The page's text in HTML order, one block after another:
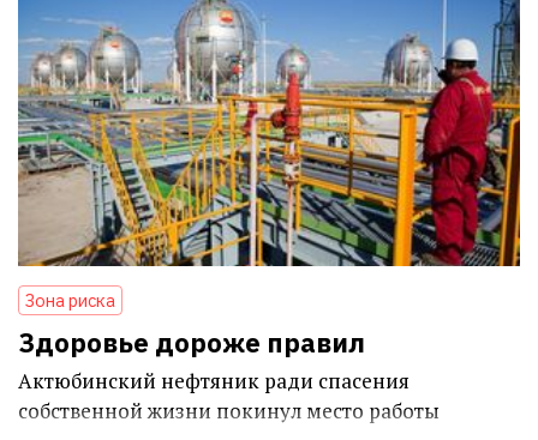
Зона риска
Здоровье дороже правил
Актюбинский нефтяник ради спасения
собственной жизни покинул место работы